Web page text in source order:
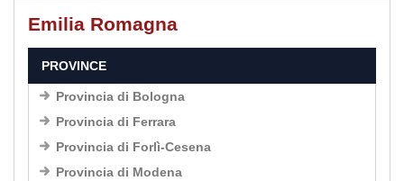
Emilia Romagna
PROVINCE
Provincia di Bologna
Provincia di Ferrara
Provincia di Forlì-Cesena
Provincia di Modena